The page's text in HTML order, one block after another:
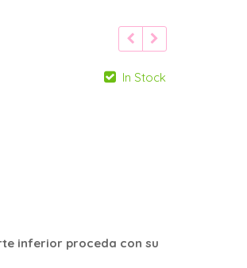
In Stock
inferior proceda con su